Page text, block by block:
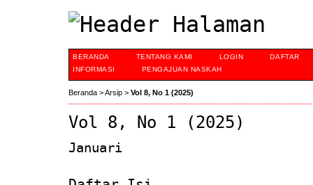
BERANDA TENTANG KAMI LOGIN
DAFTAR
INFORMASI
PENGAJUAN NASKAH
Beranda >Arsip > Vol 8, No 1 (2025)
Vol 8, No 1 (2025)
Januari